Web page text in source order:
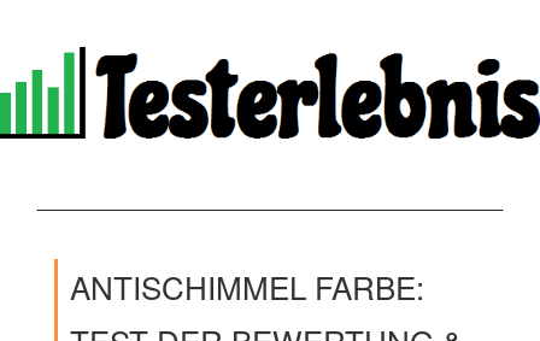
ANTISCHIMMEL FARBE: